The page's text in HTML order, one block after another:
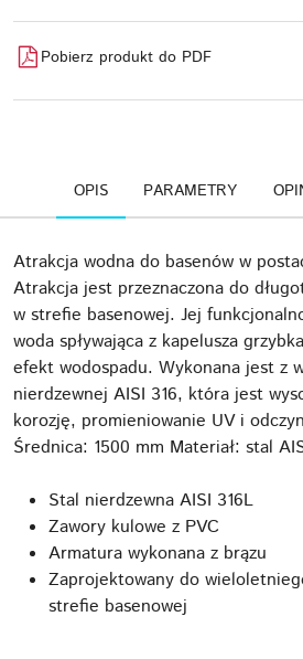
Pobierz produkt do PDF
OPIS PARAMETRY
Atrakcja wodna do basenów w
Atrakcja jest przeznaczona do
w strefie basenowej. Jej
woda spływająca z kapelusza
efekt wodospadu. Wykonana jest z
nierdzewnej AISI 316, która jest
korozję, promieniowanie UV i
Średnica: 1500 mm Materiał: stal
Stal nierdzewna AISI 316L
Zawory kulowe z PVC
Armatura wykonana z brązu
Zaprojektowany do
strefie basenowej